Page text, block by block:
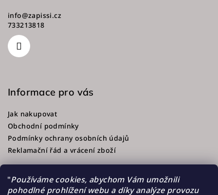
"Používáme cookies, abychom Vám umožnili
pohodlné prohlížení webu a díky analýze provozu
info@zapissi.cz
733213818
Informace pro vás
Jak nakupovat
Obchodní podmínky
Podmínky ochrany osobních údajů
Reklamační řád a vrácení zboží